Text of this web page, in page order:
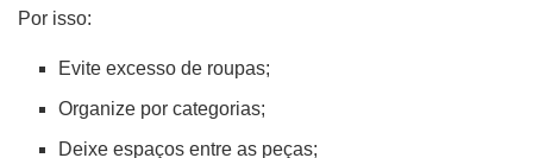
Por isso:
Evite excesso de roupas;
Organize por categorias;
Deixe espaços entre as peças;